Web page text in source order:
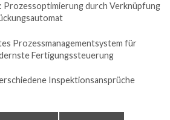
Prozessoptimierung durch Verknüpfung
Prozessmanagementsystem für
Fertigungssteuerung
Inspektionsansprüche